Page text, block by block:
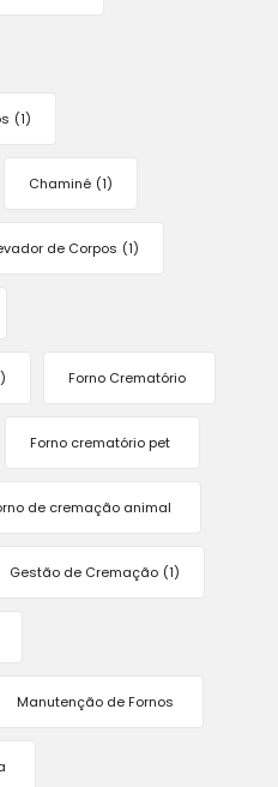
(1)
Chaminé (1)
de Corpos (1)
Forno Crematório
Forno crematório pet
de cremação animal
Gestão de Cremação (1)
Manutenção de Fornos